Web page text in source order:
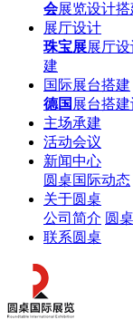
会展览设计搭
展厅设计
珠宝展展厅
建
国际展台搭建
德国 展台搭
主场承建
活动会议
新闻中心
圆桌国际动态
关于圆桌
公司简介 圆
联系圆桌